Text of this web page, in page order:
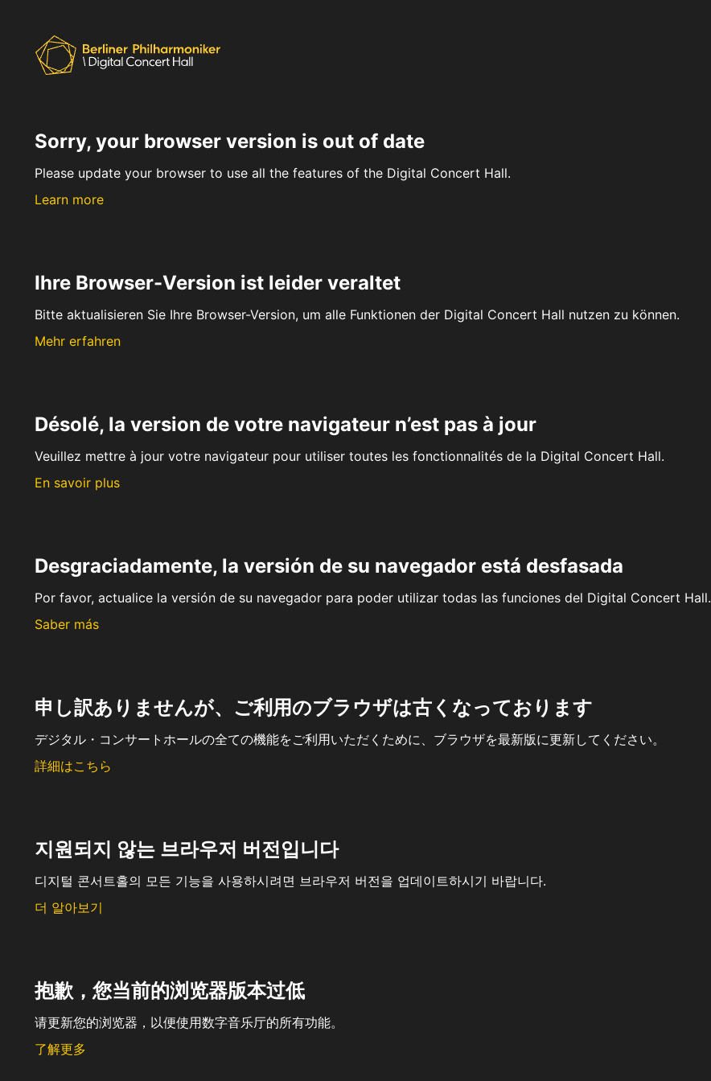
Sorry, your browser version is out of date
Please update your browser to use all the features of the Digital Concert Hall.
Learn more
Ihre Browser-Version ist leider veraltet
Bitte aktualisieren Sie Ihre Browser-Version, um alle Funktionen der Digital Concert Hall nutzen zu können.
Mehr erfahren
Désolé, la version de votre navigateur n’est pas à jour
Veuillez mettre à jour votre navigateur pour utiliser toutes les fonctionnalités de la Digital Concert Hall.
En savoir plus
Desgraciadamente, la versión de su navegador está desfasada
Por favor, actualice la versión de su navegador para poder utilizar todas las funciones del Digital Concert Hall.
Saber más
申し訳ありませんが、ご利用のブラウザは古くなっております
デジタル・コンサートホールの全ての機能をご利用いただくために、ブラウザを最新版に更新してください。
詳細はこちら
지원되지 않는 브라우저 버전입니다
디지털 콘서트홀의 모든 기능을 사용하시려면 브라우저 버전을 업데이트하시기 바랍니다.
더 알아보기
抱歉，您当前的浏览器版本过低
请更新您的浏览器，以便使用数字音乐厅的所有功能。
了解更多